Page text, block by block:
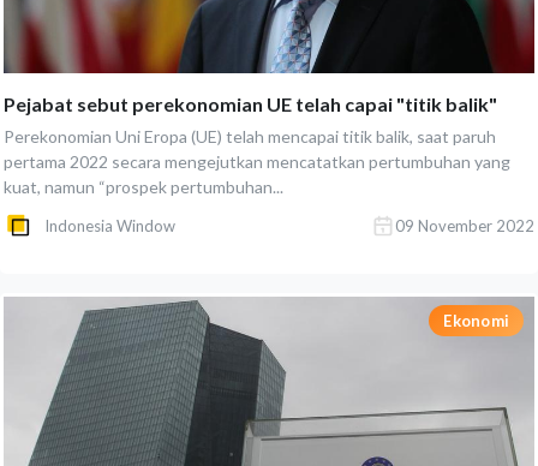
Pejabat sebut perekonomian UE telah capai "titik balik"
Perekonomian Uni Eropa (UE) telah mencapai titik balik, saat paruh
pertama 2022 secara mengejutkan mencatatkan pertumbuhan yang
kuat, namun “prospek pertumbuhan...
Indonesia Window 09 November 2022
Ekonomi